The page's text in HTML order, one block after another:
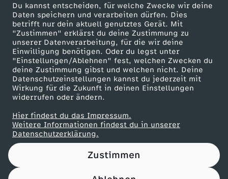
Du kannst entscheiden, für welche Zwecke wir deine
Daten speichern und verarbeiten dürfen. Dies
betrifft nur dein aktuell genutztes Gerät. Mit
"Zustimmen" erklärst du deine Zustimmung zu
unserer Datenverarbeitung, für die wir deine
Einwilligung benötigen. Oder du legst unter
"Einstellungen/Ablehnen" fest, welchen Zwecken du
deine Zustimmung gibst und welchen nicht. Deine
Datenschutzeinstellungen kannst du jederzeit mit
Wirkung für die Zukunft in deinen Einstellungen
widerrufen oder ändern.
Hier findest du das Impressum.
Weitere Informationen findest du in unserer
Datenschutzerklärung.
Zustimmen
d
e
r
t
I
n
ZDF goes Schule
Werbefernsehen
Mainzelmännchen
Partner